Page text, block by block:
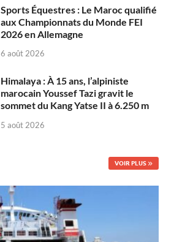
Sports Équestres : Le Maroc qualifié
aux Championnats du Monde FEI
2026 en Allemagne
6 août 2026
Himalaya : À 15 ans, l’alpiniste
marocain Youssef Tazi gravit le
sommet du Kang Yatse II à 6.250 m
5 août 2026
VOIR PLUS